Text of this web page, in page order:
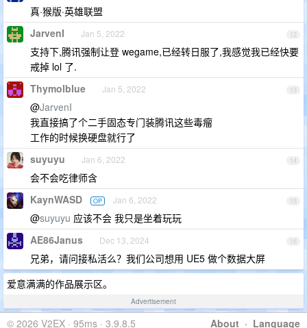
真·猴版·英雄联盟
12
JarvenI Jan 5, 2022
支持下,腾讯强制让登 wegame,已经转日服了,我感觉我已经快要
戒掉 lol 了.
13
Thymolblue Jan 5, 2022
@JarvenI
我直接搞了个二手固态专门装腾讯这些毒瘤
工作的时候换硬盘就行了
14
suyuyu Jan 6, 2022
会不会吃律师含
15
KaynWASD OP Jan 6, 2022
@suyuyu 应该不会 我只是坐着玩玩
16
AE86Janus Dec 13, 2024
兄弟，请问接私活么？我们公司想用 UE5 做个数据大屏
爱意满满的作品展示区。
Advertisement
About · Language
© 2026 V2EX · 95ms · 3.9.8.5